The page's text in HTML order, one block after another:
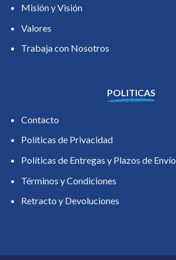
Misión y Visión
Valores
Trabaja con Nosotros
POLITICAS
Contacto
Políticas de Privacidad
Políticas de Entregas y Plazos de Envío
Términos y Condiciones
Retracto y Devoluciones